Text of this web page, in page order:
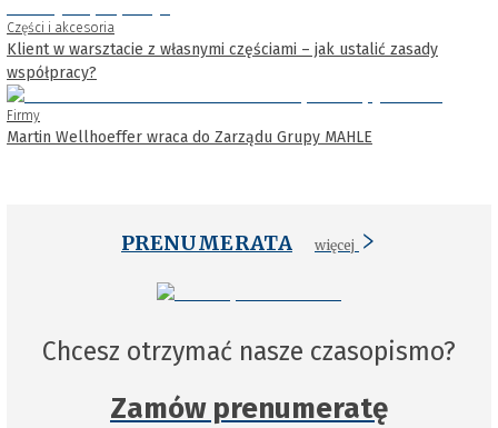
Części i akcesoria
Klient w warsztacie z własnymi częściami – jak ustalić zasady
współpracy?
Firmy
Martin Wellhoeffer wraca do Zarządu Grupy MAHLE
PRENUMERATA więcej
Chcesz otrzymać nasze czasopismo?
Zamów prenumeratę